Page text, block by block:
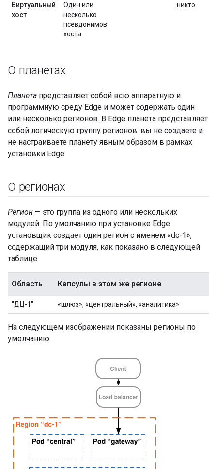
Виртуальный
хост
Один или
несколько
псевдонимов
хоста
никто
О планетах
Планета представляет собой всю аппаратную и
программную среду Edge и может содержать один
или несколько регионов. В Edge планета представляет
собой логическую группу регионов: вы не создаете и
не настраиваете планету явным образом в рамках
установки Edge.
О регионах
Регион — это группа из одного или нескольких
модулей. По умолчанию при установке Edge
установщик создает один регион с именем «dc-1»,
содержащий три модуля, как показано в следующей
таблице:
Область Капсулы в этом же регионе
"ДЦ-1" «шлюз», «центральный», «аналитика»
На следующем изображении показаны регионы по
умолчанию: